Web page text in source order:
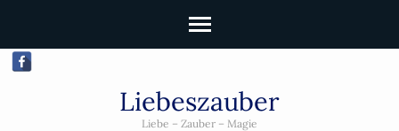
Liebeszauber
Liebe – Zauber – Magie